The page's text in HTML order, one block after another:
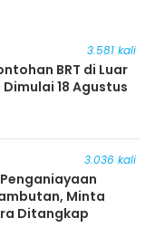
3.581 kali
BRT di Luar
18 Agustus
3.036 kali
Minta
Ditangkap